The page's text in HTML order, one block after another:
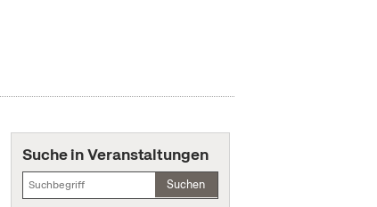
Suche in Veranstaltungen
Suchen